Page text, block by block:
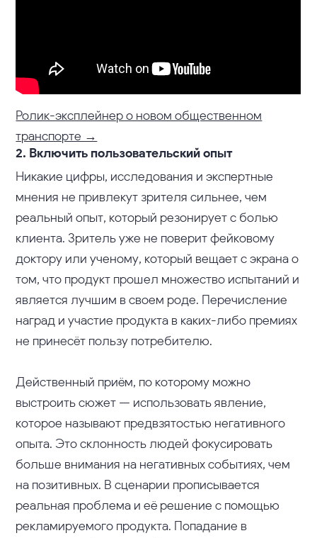
Ролик-эксплейнер о новом общественном
транспорте →
2. Включить пользовательский опыт
Никакие цифры, исследования и экспертные
мнения не привлекут зрителя сильнее, чем
реальный опыт, который резонирует с болью
клиента. Зритель уже не поверит фейковому
доктору или ученому, который вещает с экрана о
том, что продукт прошел множество испытаний и
является лучшим в своем роде. Перечисление
наград и участие продукта в каких-либо премиях
не принесёт пользу потребителю.
Действенный приём, по которому можно
выстроить сюжет — использовать явление,
которое называют предвзятостью негативного
опыта. Это склонность людей фокусировать
больше внимания на негативных событиях, чем
на позитивных. В сценарии прописывается
реальная проблема и её решение с помощью
рекламируемого продукта. Попадание в